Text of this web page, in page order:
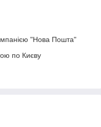
"Нова Пошта"
по Києву